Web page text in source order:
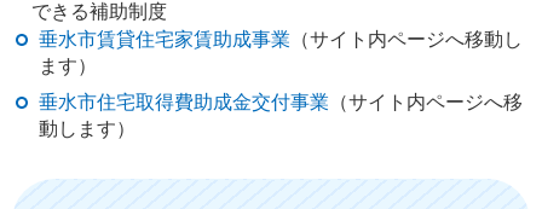
できる補助制度
垂水市賃貸住宅家賃助成事業 （サイト内ページへ移動し
ます）
垂水市住宅取得費助成金交付事業 （サイト内ページへ移
動します）